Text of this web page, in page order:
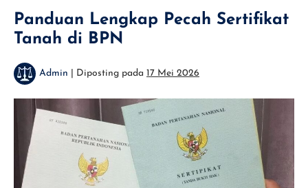
dalam
Proses
Jual
Panduan Lengkap Pecah Sertifikat
Tanah di BPN
Admin Diposting pada 17 Mei 2026
Panduan
Lengkap
Pecah
Sertifikat
Tanah